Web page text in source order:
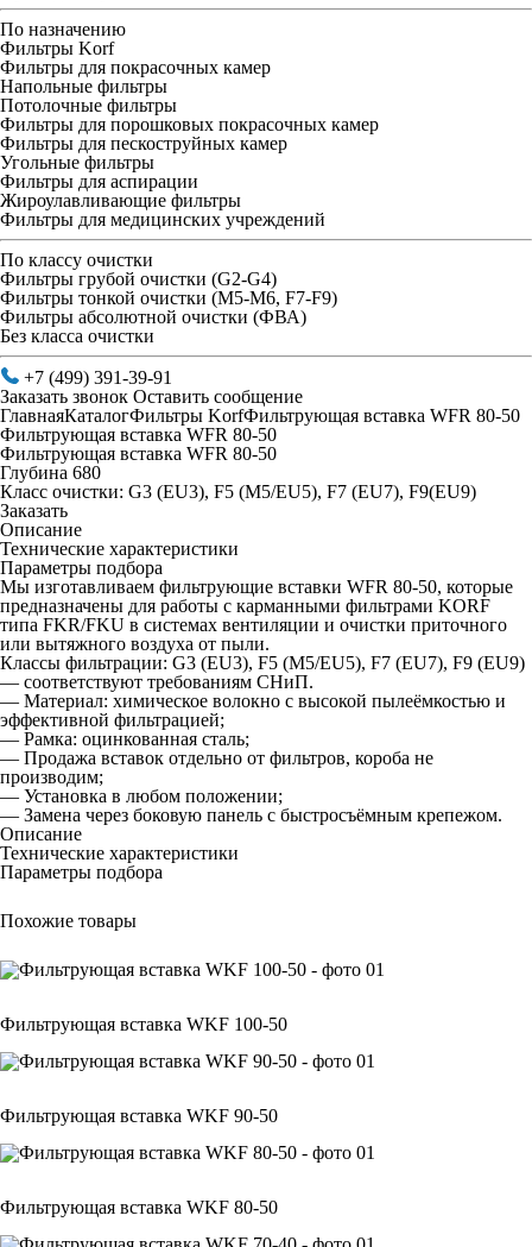
По назначению
Фильтры Korf
Фильтры для покрасочных камер
Напольные фильтры
Потолочные фильтры
Фильтры для порошковых покрасочных камер
Фильтры для пескоструйных камер
Угольные фильтры
Фильтры для аспирации
Жироулавливающие фильтры
Фильтры для медицинских учреждений
По классу очистки
Фильтры грубой очистки (G2-G4)
Фильтры тонкой очистки (М5-М6, F7-F9)
Фильтры абсолютной очистки (ФВА)
Без класса очистки
+7 (499) 391-39-91
Заказать звонок Оставить сообщение
ГлавнаяКаталогФильтры KorfФильтрующая вставка WFR 80-50
Фильтрующая вставка WFR 80-50
Фильтрующая вставка WFR 80-50
Глубина 680
Класс очистки: G3 (EU3), F5 (M5/EU5), F7 (EU7), F9(EU9)
Заказать
Описание
Технические характеристики
Параметры подбора
Мы изготавливаем фильтрующие вставки WFR 80-50, которые
предназначены для работы с карманными фильтрами KORF
типа FKR/FKU в системах вентиляции и очистки приточного
или вытяжного воздуха от пыли.
Классы фильтрации: G3 (EU3), F5 (M5/EU5), F7 (EU7), F9 (EU9)
— соответствуют требованиям СНиП.
— Материал: химическое волокно с высокой пылеёмкостью и
эффективной фильтрацией;
— Рамка: оцинкованная сталь;
— Продажа вставок отдельно от фильтров, короба не
производим;
— Установка в любом положении;
— Замена через боковую панель с быстросъёмным крепежом.
Описание
Технические характеристики
Параметры подбора
Похожие товары
Фильтрующая вставка WKF 100-50
Фильтрующая вставка WKF 90-50
Фильтрующая вставка WKF 80-50